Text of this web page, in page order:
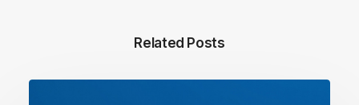
Related Posts